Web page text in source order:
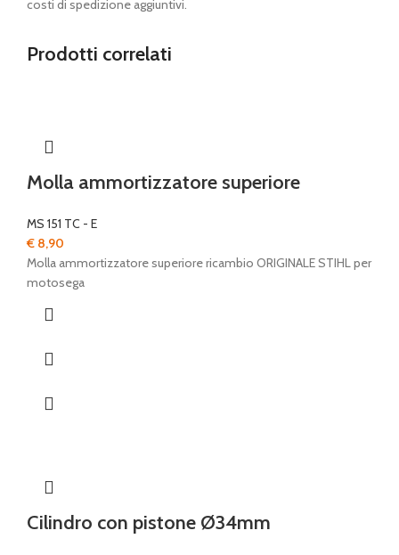
costi di spedizione aggiuntivi.
Prodotti correlati
Molla ammortizzatore superiore
MS 151 TC - E
€ 8,90
Molla ammortizzatore superiore ricambio ORIGINALE STIHL per
motosega
Cilindro con pistone Ø34mm